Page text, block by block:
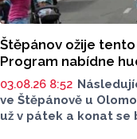
Štěpánov ožije tento
Program nabídne
03.08.26 8:52
ve Štěpánově u
už v pátek a konat se